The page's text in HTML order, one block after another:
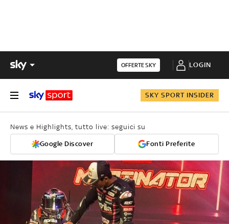
OFFERTE SKY LOGIN
SKY SPORT INSIDER
News e Highlights, tutto live: seguici su
Google Discover Fonti Preferite